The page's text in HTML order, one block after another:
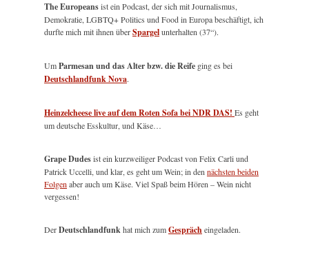
The Europeansist ein Podcast, der sich mit Journalismus,
Demokratie, LGBTQ+ Politics und Food in Europa beschäftigt, ich
durfte mich mit ihnen überSpargelunterhalten (37“).
UmParmesan und das Alter bzw. die Reife ging es bei
Deutschlandfunk Nova.
Heinzelcheese live auf dem Roten Sofa bei NDR DAS! Es geht
um deutsche Esskultur, und Käse…
Grape Dudesist ein kurzweiliger Podcast von Felix Carli und
Patrick Uccelli, und klar, es geht um Wein; in dennächsten beiden
Folgenaber auch um Käse. Viel Spaß beim Hören – Wein nicht
vergessen!
DerDeutschlandfunkhat mich zumGesprächeingeladen.